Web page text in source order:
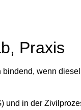
Praxis
wenn
und in der